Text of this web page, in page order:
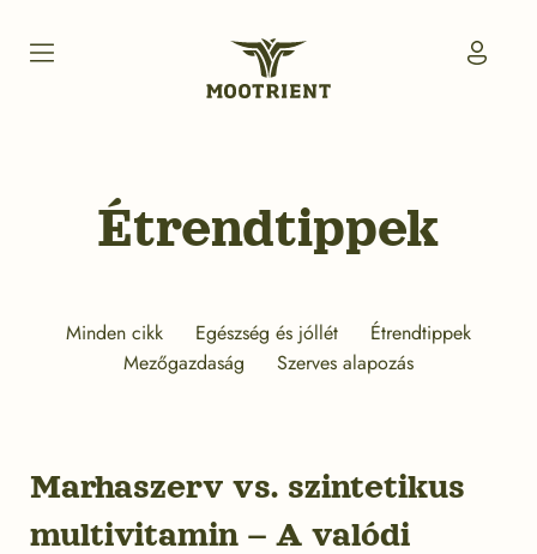
content
Étrendtippek
Minden cikk Egészség és jóllét
Étrendtippek
Mezőgazdaság
Szerves alapozás
Marhaszerv vs. szintetikus
multivitamin – A valódi